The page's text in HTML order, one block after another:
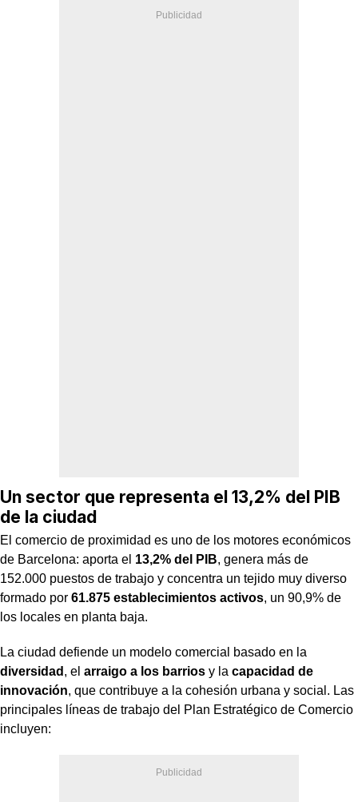
Un sector que representa el 13,2% del PIB
de la ciudad
El comercio de proximidad es uno de los motores económicos
de Barcelona: aporta el 13,2% del PIB, genera más de
152.000 puestos de trabajo y concentra un tejido muy diverso
formado por 61.875 establecimientos activos, un 90,9% de
los locales en planta baja.
La ciudad defiende un modelo comercial basado en la
diversidad , el arraigo a los barrios y la capacidad de
innovación, que contribuye a la cohesión urbana y social. Las
principales líneas de trabajo del Plan Estratégico de Comercio
incluyen: